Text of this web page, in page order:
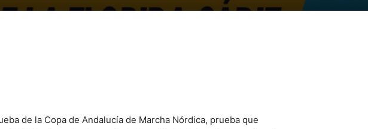
de la Copa de Andalucía de Marcha Nórdica, prueba que